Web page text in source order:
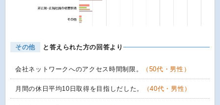
その他 と答えられた方の回答より
会社ネットワークへのアクセス時間制限。 （50代・男性）
月間の休日平均10日取得を目指しだした。 （40代・男性）